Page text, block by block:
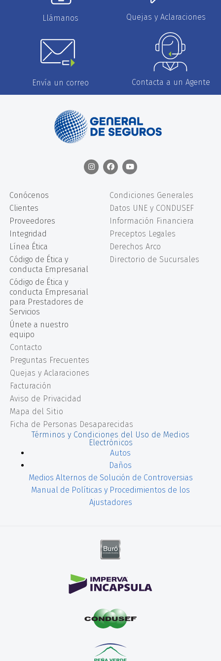
Llámanos Quejas y Aclaraciones
Envía un correo Contacta a un Agente
Conócenos
Clientes
Proveedores
Integridad
Línea Ética
Código de Ética y
conducta Empresarial
Código de Ética y
conducta Empresarial
para Prestadores de
Servicios
Únete a nuestro
equipo
Condiciones Generales
Datos UNE y CONDUSEF
Información Financiera
Preceptos Legales
Derechos Arco
Directorio de Sucursales
Contacto
Preguntas Frecuentes
Quejas y Aclaraciones
Facturación
Aviso de Privacidad
Mapa del Sitio
Ficha de Personas Desaparecidas
Términos y Condiciones del Uso de Medios
Electrónicos
Autos
Daños
Medios Alternos de Solución de Controversias
Manual de Políticas y Procedimientos de los
Ajustadores